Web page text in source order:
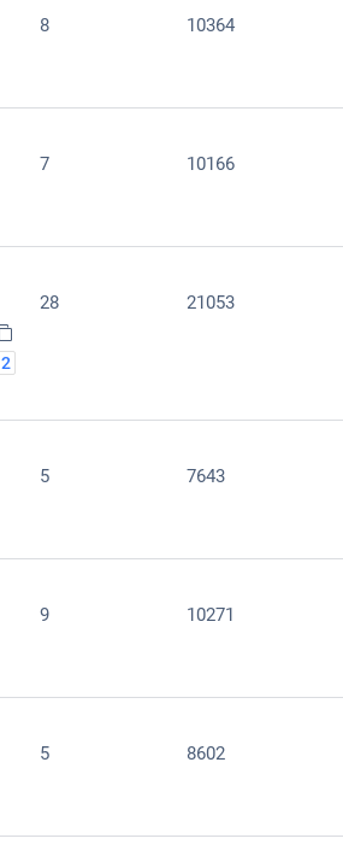
8 10364
7 10166
2
28 21053
5 7643
9 10271
5 8602